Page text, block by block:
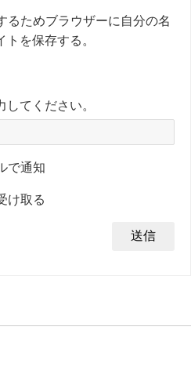
るためブラウザーに自分の名
を保存する。
してください。
で通知
け取る